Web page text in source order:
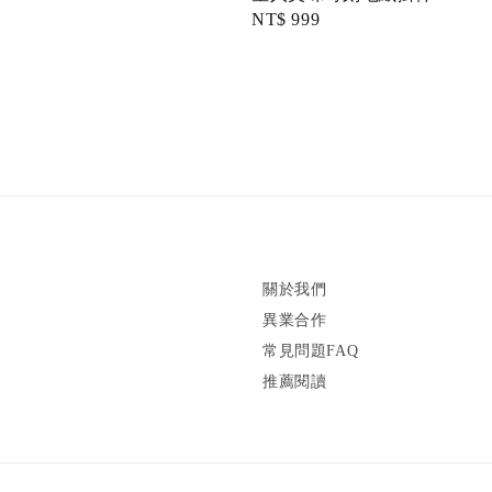
Regular
NT$ 999
關於我們
異業合作
常見問題FAQ
推薦閱讀